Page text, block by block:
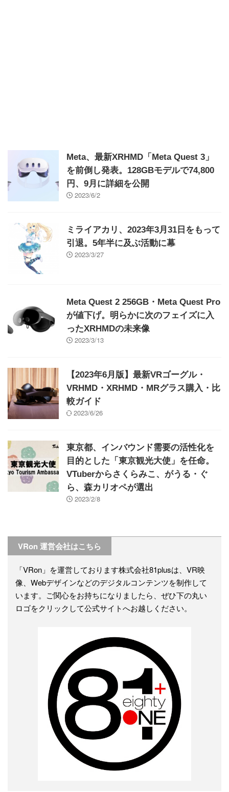
Meta、最新XRHMD「Meta Quest 3」
を前倒し発表。128GBモデルで74,800
円、9月に詳細を公開
2023/6/2
ミライアカリ、2023年3月31日をもって
引退。5年半に及ぶ活動に幕
2023/3/27
Meta Quest 2 256GB・Meta Quest Pro
が値下げ。明らかに次のフェイズに入
ったXRHMDの未来像
2023/3/13
【2023年6月版】最新VRゴーグル・
VRHMD・XRHMD・MRグラス購入・比
較ガイド
2023/6/26
東京都、インバウンド需要の活性化を
目的とした「東京観光大使」を任命。
VTuberからさくらみこ、がうる・ぐ
ら、森カリオペが選出
2023/2/8
VRon 運営会社はこちら
「VRon」を運営しております株式会社81plusは、VR映
像、Webデザインなどのデジタルコンテンツを制作して
います。ご関心をお持ちになりましたら、ぜひ下の丸い
ロゴをクリックして公式サイトへお越しください。